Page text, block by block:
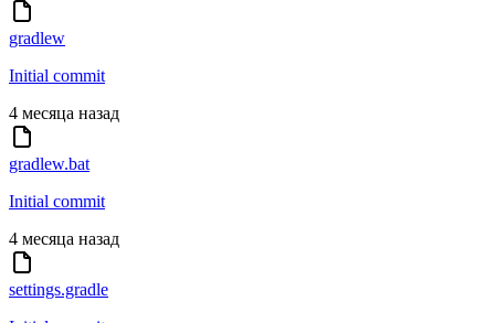
gradlew
Initial commit
4 месяца назад
gradlew.bat
Initial commit
4 месяца назад
settings.gradle